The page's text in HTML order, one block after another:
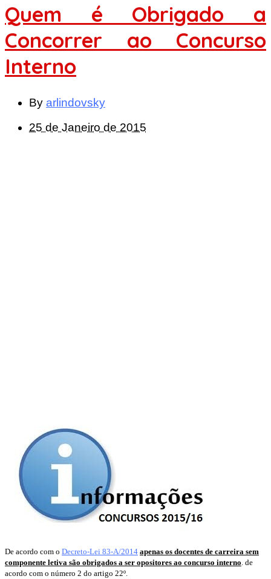
Quem é Obrigado a
Concorrer ao Concurso
Interno
By arlindovsky
25 de Janeiro de 2015
De acordo com o Decreto-Lei 83-A/2014 apenas os docentes de carreira sem
componente letiva são obrigados a ser opositores ao concurso interno . de
acordo com o número 2 do artigo 22º.